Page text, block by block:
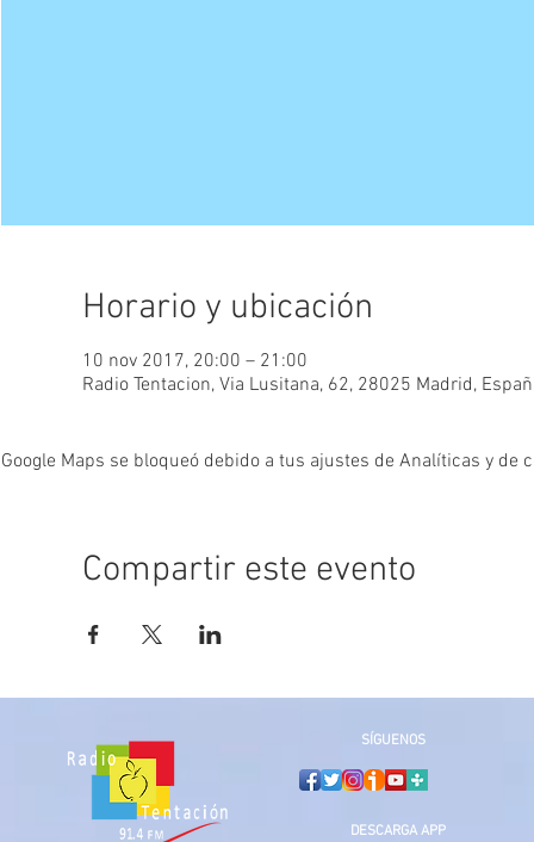
Horario y ubicación
10 nov 2017, 20:00 – 21:00
Radio Tentacion, Via Lusitana, 62, 28025 Madrid,
Google Maps se bloqueó debido a tus ajustes de Analíticas y de
Compartir este evento
SÍGUENOS
DESCARGA APP